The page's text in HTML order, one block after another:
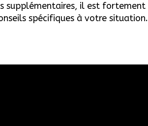
supplémentaires, il est fortement
spécifiques à votre situation.